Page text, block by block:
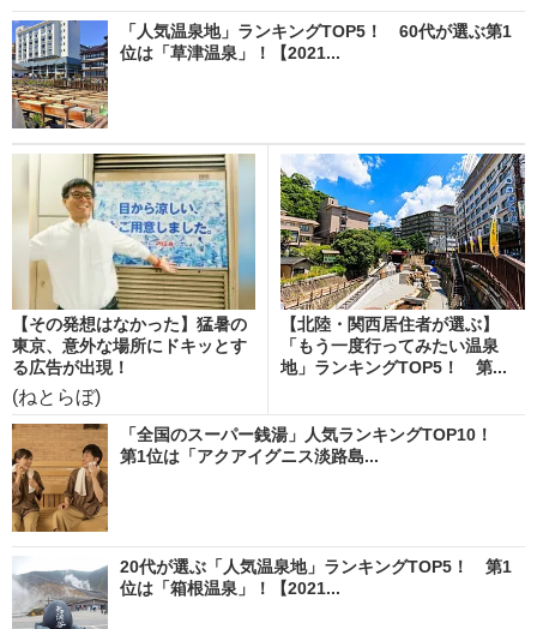
「人気温泉地」ランキングTOP5！ 60代が選ぶ第1
位は「草津温泉」！【2021...
【その発想はなかった】猛暑の
東京、意外な場所にドキッとす
る広告が出現！
(ねとらぼ)
【北陸・関西居住者が選ぶ】
「もう一度行ってみたい温泉
地」ランキングTOP5！ 第...
「全国のスーパー銭湯」人気ランキングTOP10！
第1位は「アクアイグニス淡路島...
20代が選ぶ「人気温泉地」ランキングTOP5！ 第1
位は「箱根温泉」！【2021...